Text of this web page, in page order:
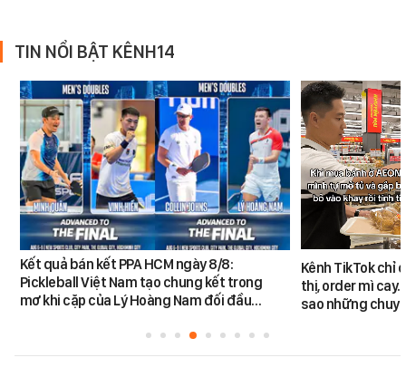
TIN NỔI BẬT KÊNH14
Kết quả bán kết PPA HCM ngày 8/8:
Pickleball Việt Nam tạo chung kết trong
mơ khi cặp của Lý Hoàng Nam đối đầu…
Kênh TikTok chỉ
thị, order mì
sao những